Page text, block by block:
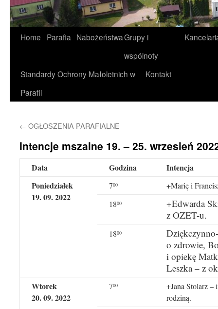
Home Parafia NabożeństwaGrupy i
wspólnoty
Standardy Ochrony Małoletnich w
Parafii
Kontakt
← OGŁOSZENIA PARAFIALNE
Intencje mszalne 19. – 25. wrzesień
Data Godzina
Intencja
Poniedziałek
19. 09. 2022
700
+Marię i
1800
+Edwarda
z OZET-u.
1800
o zdrowie,
i opiekę
Leszka – z
Wtorek
20. 09. 2022
700
+Jana Stolarz –
rodziną.